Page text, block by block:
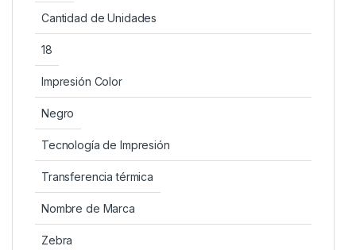
Cantidad de Unidades
18
Impresión Color
Negro
Tecnología de Impresión
Transferencia térmica
Nombre de Marca
Zebra